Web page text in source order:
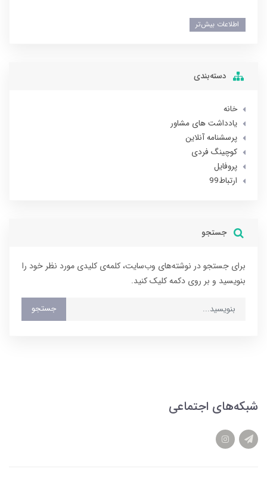
اطلاعات بیش‌تر
دسته‌بندی
خانه
یادداشت های مشاور
پرسشنامه آنلاین
کوچینگ فردی
پروفایل
ارتباط99
جستجو
برای جستجو در نوشته‌های وب‌سایت، کلمه‌ی کلیدی مورد نظر خود را
بنویسید و بر روی دکمه کلیک کنید.
جستجو
شبکه‌های اجتماعی